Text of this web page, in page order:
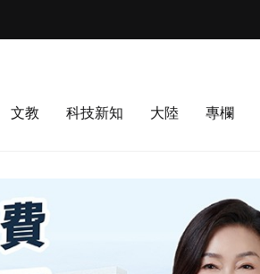
文教 科技新知 大陸 專欄